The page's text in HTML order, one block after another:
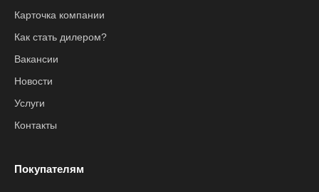
Карточка компании
Как стать дилером?
Вакансии
Новости
Услуги
Контакты
Покупателям